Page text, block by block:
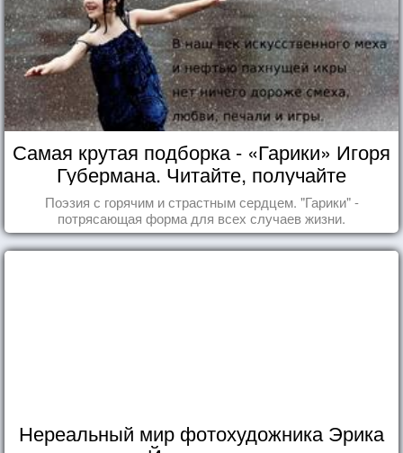
Самая крутая подборка - «Гарики» Игоря
Губермана. Читайте, получайте
удовольствие!
Поэзия с горячим и страстным сердцем. "Гарики" -
потрясающая форма для всех случаев жизни.
Нереальный мир фотохудожника Эрика